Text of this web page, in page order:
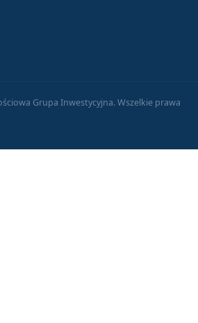
Grupa Inwestycyjna. Wszelkie prawa